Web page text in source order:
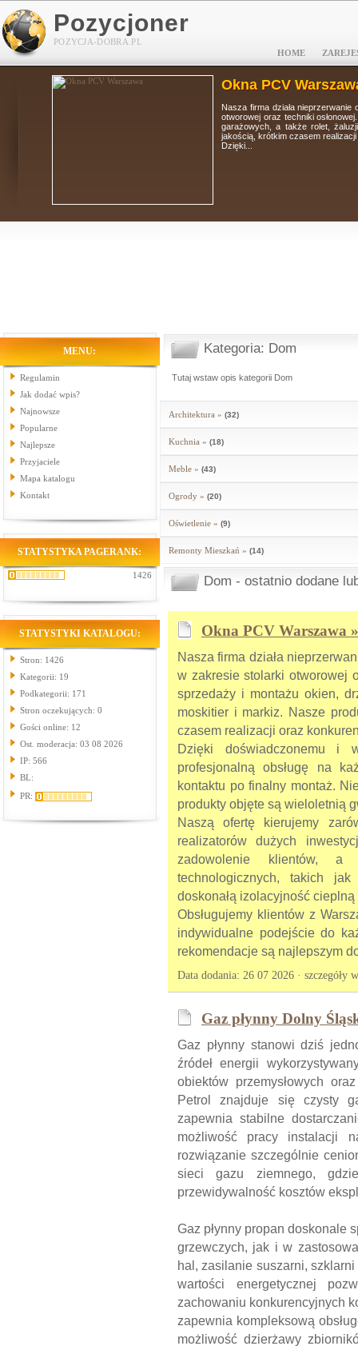
Pozycjoner
POZYCJA-DOBRA.PL
HOME
Okna PCV
Nasza firma działa
otworowej oraz techniki
garażowych, a także rolet,
jakością, krótkim czasem
Dzięki...
MENU:
Regulamin
Jak dodać wpis?
Najnowsze
Popularne
Najlepsze
Przyjaciele
Mapa katalogu
Kontakt
STATYSTYKA PAGERANK:
1426
STATYSTYKI KATALOGU:
Stron: 1426
Kategorii: 19
Podkategorii: 171
Stron oczekujących: 0
Gości online: 12
Ost. moderacja: 03 08 2026
IP: 566
BL:
PR:
Kategoria: Dom
Tutaj wstaw opis kategorii Dom
Architektura » (32)
Kuchnia » (18)
Meble » (43)
Ogrody » (20)
Oświetlenie » (9)
Remonty Mieszkań » (14)
Dom - ostatnio dodane
Okna PCV Warszawa »
Nasza firma działa
w zakresie stolarki otworowej
sprzedaży i montażu okien,
moskitier i markiz. Nasze
czasem realizacji oraz
Dzięki doświadczonemu i
profesjonalną obsługę na
kontaktu po finalny montaż.
produkty objęte są wieloletnią
Naszą ofertę kierujemy
realizatorów dużych
zadowolenie klientów, a
technologicznych, takich
doskonałą izolacyjność
Obsługujemy klientów z
indywidualne podejście do
rekomendacje są najlepszym
Data dodania: 26 07 2026 · szczegóły
Gaz płynny Dolny
Gaz płynny stanowi dziś
źródeł energii
obiektów przemysłowych
Petrol znajduje się czysty
zapewnia stabilne
możliwość pracy instalacji
rozwiązanie szczególnie
sieci gazu ziemnego,
przewidywalność kosztów
Gaz płynny propan doskonale
grzewczych, jak i w
hal, zasilanie suszarni,
wartości energetycznej
zachowaniu konkurencyjnych
zapewnia kompleksową
możliwość dzierżawy